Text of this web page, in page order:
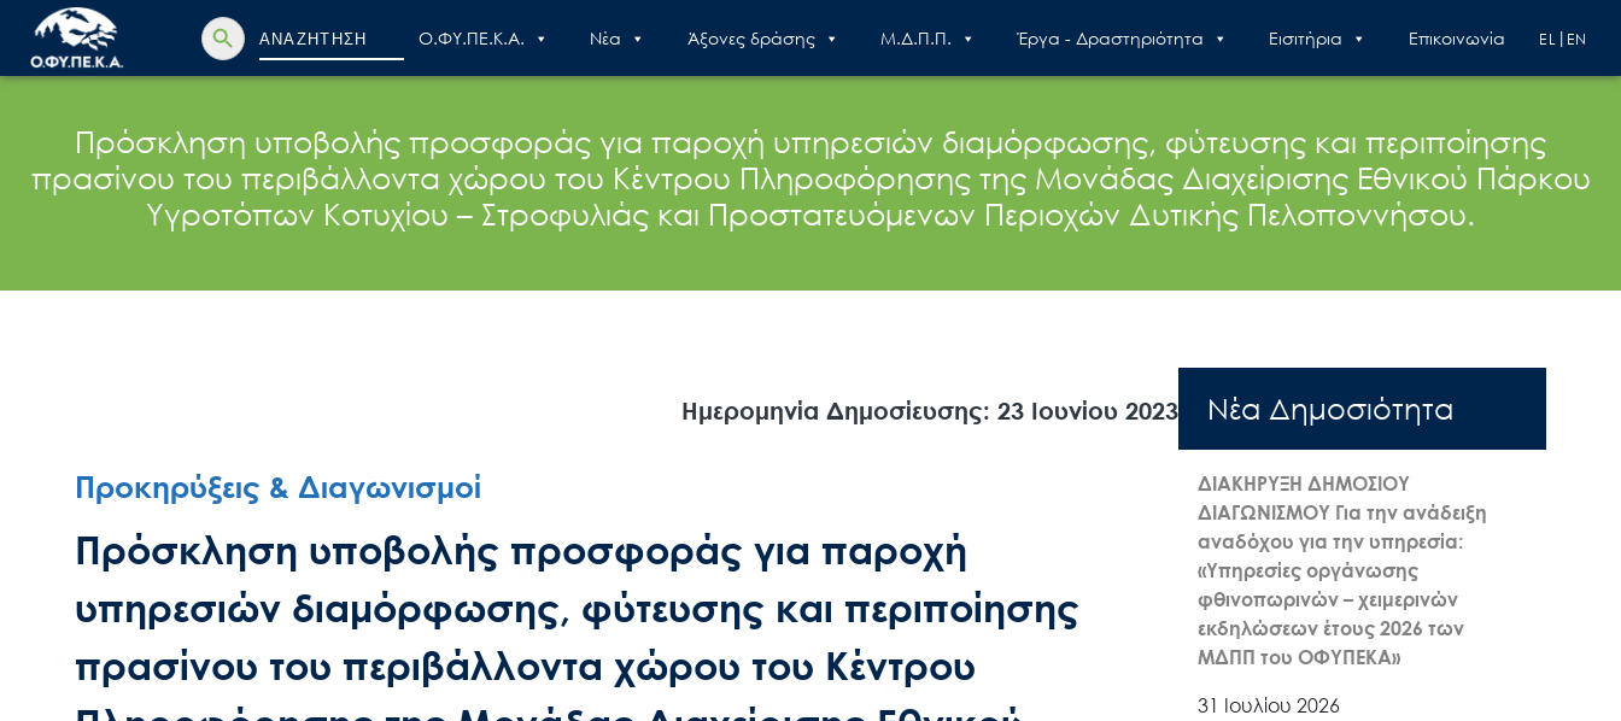
Search
for:
Search Button
Ο.ΦΥ.ΠΕ.Κ.Α. Nέα Άξονες δράσης Μ.Δ.Π.Π. Έργα - Δραστηριότητα Εισιτήρια Επικοινωνία EN
EL
Πρόσκληση υποβολής προσφοράς για παροχή υπηρεσιών διαμόρφωσης, φύτευσης και περιποίησης
πρασίνου του περιβάλλοντα χώρου του Κέντρου Πληροφόρησης της Μονάδας Διαχείρισης Εθνικού Πάρκου
Υγροτόπων Κοτυχίου – Στροφυλιάς και Προστατευόμενων Περιοχών Δυτικής Πελοποννήσου.
Ημερομηνία Δημοσίευσης: 23 Ιουνίου 2023
Προκηρύξεις & Διαγωνισμοί
Πρόσκληση υποβολής προσφοράς για παροχή
υπηρεσιών διαμόρφωσης, φύτευσης και περιποίησης
πρασίνου του περιβάλλοντα χώρου του Κέντρου
Nέα Δημοσιότητα
ΔΙΑΚΗΡΥΞΗ ΔΗΜΟΣΙΟΥ
ΔΙΑΓΩΝΙΣΜΟΥ Για την ανάδειξη
αναδόχου για την υπηρεσία:
«Υπηρεσίες οργάνωσης
φθινοπωρινών – χειμερινών
εκδηλώσεων έτους 2026 των
ΜΔΠΠ του ΟΦΥΠΕΚΑ»
31 Ιουλίου 2026